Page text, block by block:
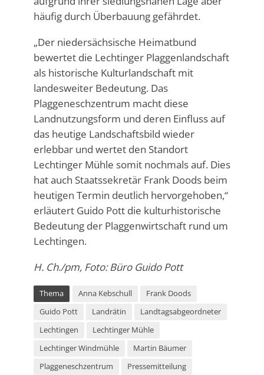
häufig durch Überbauung gefährdet.
„Der niedersächsische Heimatbund
bewertet die Lechtinger Plaggenlandschaft
als historische Kulturlandschaft mit
landesweiter Bedeutung. Das
Plaggeneschzentrum macht diese
Landnutzungsform und deren Einfluss auf
das heutige Landschaftsbild wieder
erlebbar und wertet den Standort
Lechtinger Mühle somit nochmals auf. Dies
hat auch Staatssekretär Frank Doods beim
heutigen Termin deutlich hervorgehoben,“
erläutert Guido Pott die kulturhistorische
Bedeutung der Plaggenwirtschaft rund um
Lechtingen.
H. Ch./pm, Foto: Büro Guido Pott
Thema Anna Kebschull
Frank Doods
Guido Pott
Landrätin
Landtagsabgeordneter
Lechtingen
Lechtinger Mühle
Lechtinger Windmühle
Martin Bäumer
Plaggeneschzentrum
Pressemitteilung